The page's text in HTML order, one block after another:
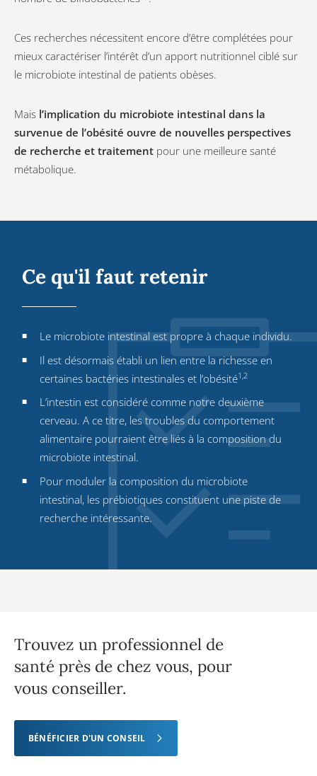
Ces recherches nécessitent encore d’être complétées pour
mieux caractériser l’intérêt d’un apport nutritionnel ciblé sur
le microbiote intestinal de patients obèses.
Mais l’implication du microbiote intestinal dans la
survenue de l’obésité ouvre de nouvelles perspectives
de recherche et traitement pour une meilleure santé
métabolique.
Ce qu'il faut retenir
Le microbiote intestinal est propre à chaque individu.
Il est désormais établi un lien entre la richesse en
certaines bactéries intestinales et l’obésité1,2
L’intestin est considéré comme notre deuxième
cerveau. A ce titre, les troubles du comportement
alimentaire pourraient être liés à la composition du
microbiote intestinal.
Pour moduler la composition du microbiote
intestinal, les prébiotiques constituent une piste de
recherche intéressante.
Trouvez un professionnel de
santé près de chez vous, pour
vous conseiller.
BÉNÉFICIER D'UN CONSEIL